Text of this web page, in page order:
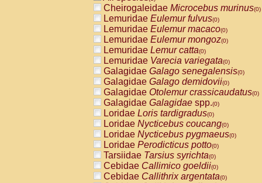
CebidaeSaimiri boliviensis(0)
CebidaeSaimiri sciureus(0)
AtelidaeAlouatta caraya(0)
AtelidaeAlouatta fusca(0)
AtelidaeAlouatta seniculus
AtelidaeAlouattaspp.(0)
AtelidaeAteles belzebuth(0)
AtelidaeAteles geoffroyi(0)
AtelidaeAteles paniscus(0)
AtelidaeAtelesspp.(0)
Atelidae Lagothrix lagothricha
AtelidaeLagothrix lagothricha cana
PitheciidaeCacajao calvus
PitheciidaeCallicebus cupreus
PitheciidaeCallicebus donacophilus
PitheciidaeCallicebus moloch
PitheciidaeCallicebus torquatus
Cheirogaleidae Microcebus murinus(0)
Lemuridae Eulemur fulvus(0)
Lemuridae Eulemur macaco(0)
Lemuridae Eulemur mongoz(0)
Lemuridae Lemur catta(0)
Lemuridae Varecia variegata(0)
Galagidae Galago senegalensis(0)
Galagidae Galago demidovii(0)
Galagidae Otolemur crassicaudatus(0)
Galagidae Galagidae spp.(0)
Loridae Loris tardigradus(0)
Loridae Nycticebus coucang(0)
Loridae Nycticebus pygmaeus(0)
Loridae Perodicticus potto(0)
Tarsiidae Tarsius syrichta(0)
Cebidae Callimico goeldii(0)
Cebidae Callithrix argentata(0)